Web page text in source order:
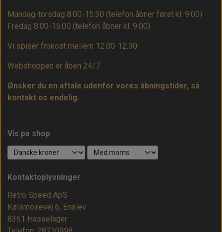
Mandag-torsdag 8:00-15:30 (telefon åbner først kl. 9.00)
Fredag 8:00-15:00 (telefon åbner kl. 9.00)
Vi spiser frokost mellem 12.00-12.30.
Webshoppen er åben 24/7.
Ønsker du en aftale udenfor vores åbningstider, så
kontakt os endelig.
Vis på shop
Kontaktoplysninger
Retro Speed ApS
Kølsmosevej 6, Enslev
8361 Hasselager